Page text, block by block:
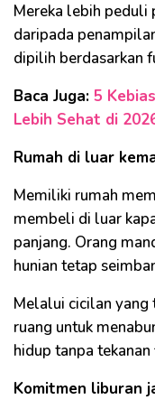
Mereka lebih peduli
daripada
dipilih berdasarkan
Baca Juga: 5
Lebih Sehat di
Rumah di luar
Memiliki rumah
membeli di luar
panjang. Orang
hunian tetap
Melalui cicilan yang
ruang untuk
hidup tanpa
Komitmen liburan